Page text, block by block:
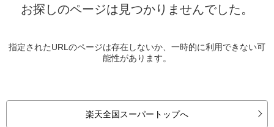
お探しのページは見つかりませんでした。
指定されたURLのページは存在しないか、一時的に利用できない可
能性があります。
楽天全国スーパートップへ